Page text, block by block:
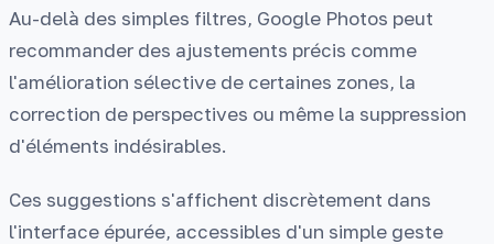
Au-delà des simples filtres, Google Photos peut
recommander des ajustements précis comme
l'amélioration sélective de certaines zones, la
correction de perspectives ou même la suppression
d'éléments indésirables.
Ces suggestions s'affichent discrètement dans
l'interface épurée, accessibles d'un simple geste